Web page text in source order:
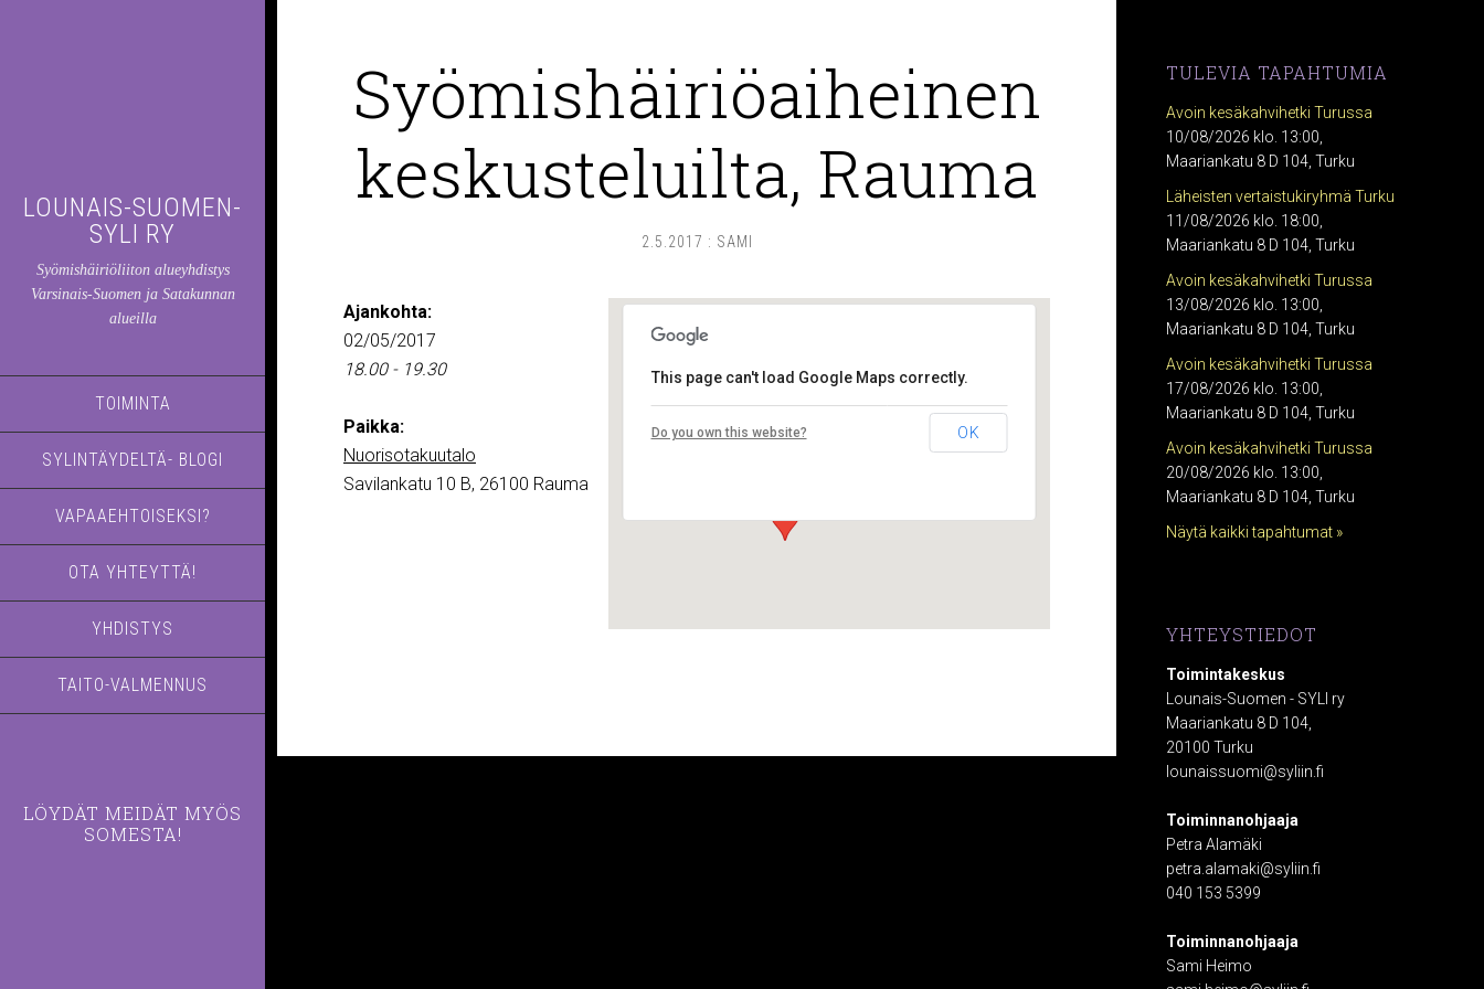
LOUNAIS-SUOMEN-
SYLI RY
Syömishäiriöliiton alueyhdistys
Varsinais-Suomen ja Satakunnan
alueilla
TOIMINTA
SYLINTÄYDELTÄ- BLOGI
VAPAAEHTOISEKSI?
OTA YHTEYTTÄ!
YHDISTYS
TAITO-VALMENNUS
LÖYDÄT MEIDÄT MYÖS
SOMESTA!
Syömishäiriöaiheinen
keskusteluilta, Rauma
2.5.2017 : SAMI
Nuorisotakuutalo
Savilankatu 10 B - Rauma
This page can't load Google Maps correctly.
Do you own this website? OK
Ajankohta:
02/05/2017
18.00 - 19.30
Paikka:
Nuorisotakuutalo
Savilankatu 10 B, 26100 Rauma
TULEVIA TAPAHTUMIA
Avoin kesäkahvihetki Turussa
10/08/2026 klo. 13:00,
Maariankatu 8 D 104, Turku
Läheisten vertaistukiryhmä Turku
11/08/2026 klo. 18:00,
Maariankatu 8 D 104, Turku
Avoin kesäkahvihetki Turussa
13/08/2026 klo. 13:00,
Maariankatu 8 D 104, Turku
Avoin kesäkahvihetki Turussa
17/08/2026 klo. 13:00,
Maariankatu 8 D 104, Turku
Avoin kesäkahvihetki Turussa
20/08/2026 klo. 13:00,
Maariankatu 8 D 104, Turku
Näytä kaikki tapahtumat »
YHTEYSTIEDOT
Toimintakeskus
Lounais-Suomen - SYLI ry
Maariankatu 8 D 104,
20100 Turku
lounaissuomi@syliin.fi
Toiminnanohjaaja
Petra Alamäki
petra.alamaki@syliin.fi
040 153 5399
Toiminnanohjaaja
Sami Heimo